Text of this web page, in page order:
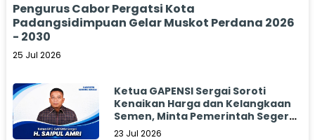
Pengurus Cabor Pergatsi Kota
Padangsidimpuan Gelar Muskot Perdana 2026
- 2030
25 Jul 2026
Ketua GAPENSI Sergai Soroti
Kenaikan Harga dan Kelangkaan
Semen, Minta Pemerintah Segera
Bertindak
23 Jul 2026